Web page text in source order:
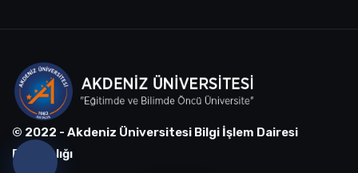
© 2022 - Akdeniz Üniversitesi Bilgi İşlem Dairesi
Başkanlığı